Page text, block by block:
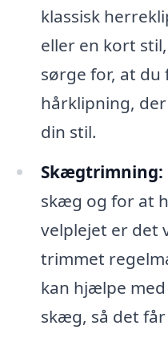
klassisk
eller en kort
sørge for, at du
hårklipning,
din stil.
Skægtrimning:
skæg og for at
velplejet er det
trimmet
kan hjælpe
skæg, så det